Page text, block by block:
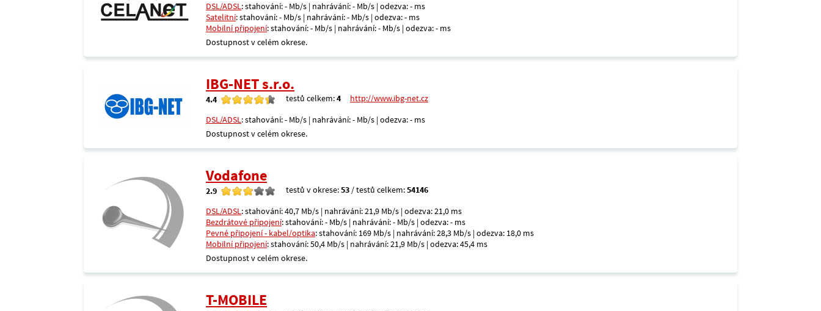
DSL/ADSL: stahování: - Mb/s | nahrávání: - Mb/s | odezva: - ms
Satelitní: stahování: - Mb/s | nahrávání: - Mb/s | odezva: - ms
Mobilní připojení: stahování: - Mb/s | nahrávání: - Mb/s | odezva: - ms
Dostupnost v celém okrese.
IBG-NET s.r.o.
4.4 testů celkem:4
http://www.ibg-net.cz
DSL/ADSL: stahování: - Mb/s | nahrávání: - Mb/s | odezva: - ms
Dostupnost v celém okrese.
Vodafone
2.9 testů v okrese:53 / testů celkem:54146
DSL/ADSL: stahování: 40,7 Mb/s | nahrávání: 21,9 Mb/s | odezva: 21,0 ms
Bezdrátové připojení: stahování: - Mb/s | nahrávání: - Mb/s | odezva: - ms
Pevné připojení - kabel/optika: stahování: 169 Mb/s | nahrávání: 28,3 Mb/s | odezva: 18,0 ms
Mobilní připojení: stahování: 50,4 Mb/s | nahrávání: 21,9 Mb/s | odezva: 45,4 ms
Dostupnost v celém okrese.
T-MOBILE